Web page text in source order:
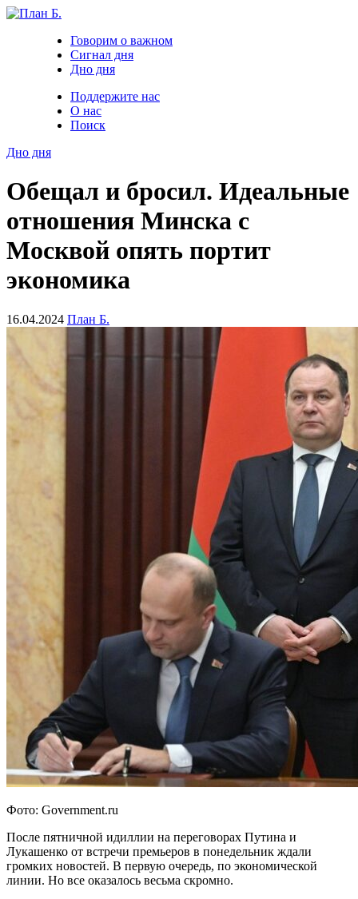
Говорим о важном
Сигнал дня
Дно дня
Поддержите нас
О нас
Поиск
Дно дня
Обещал и бросил. Идеальные
отношения Минска с
Москвой опять портит
экономика
16.04.2024 План Б.
Фото: Government.ru
После пятничной идиллии на переговорах Путина и
Лукашенко от встречи премьеров в понедельник ждали
громких новостей. В первую очередь, по экономической
линии. Но все оказалось весьма скромно.